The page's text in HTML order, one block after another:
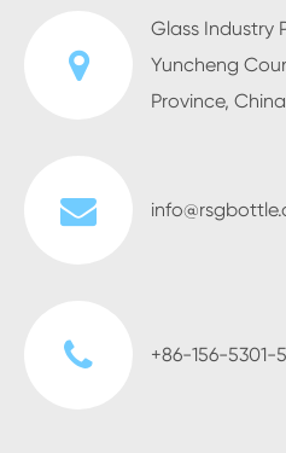
Glass Industry
Yuncheng
Province, China
+86-156-5301-